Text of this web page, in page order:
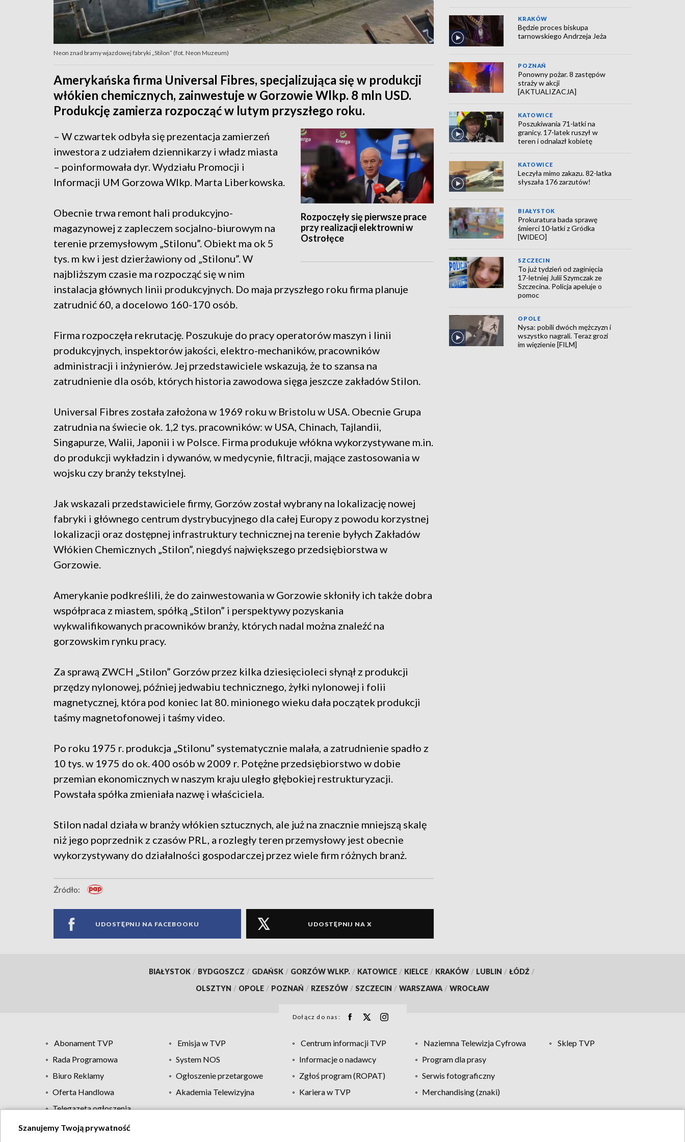
Neon znad bramy wjazdowej fabryki „Stilon” (fot. Neon Muzeum)
Amerykańska firma Universal Fibres, specjalizująca się w produkcji
włókien chemicznych, zainwestuje w Gorzowie Wlkp. 8 mln USD.
Produkcję zamierza rozpocząć w lutym przyszłego roku.
Rozpoczęły się pierwsze prace
przy realizacji elektrowni w
Ostrołęce
– W czwartek odbyła się prezentacja zamierzeń
inwestora z udziałem dziennikarzy i władz miasta
– poinformowała dyr. Wydziału Promocji i
Informacji UM Gorzowa Wlkp. Marta Liberkowska.
Obecnie trwa remont hali produkcyjno-
magazynowej z zapleczem socjalno-biurowym na
terenie przemysłowym „Stilonu”. Obiekt ma ok 5
tys. m kw i jest dzierżawiony od „Stilonu”. W
najbliższym czasie ma rozpocząć się w nim
instalacja głównych linii produkcyjnych. Do maja przyszłego roku firma planuje
zatrudnić 60, a docelowo 160-170 osób.
Firma rozpoczęła rekrutację. Poszukuje do pracy operatorów maszyn i linii
produkcyjnych, inspektorów jakości, elektro-mechaników, pracowników
administracji i inżynierów. Jej przedstawiciele wskazują, że to szansa na
zatrudnienie dla osób, których historia zawodowa sięga jeszcze zakładów Stilon.
Universal Fibres została założona w 1969 roku w Bristolu w USA. Obecnie Grupa
zatrudnia na świecie ok. 1,2 tys. pracowników: w USA, Chinach, Tajlandii,
Singapurze, Walii, Japonii i w Polsce. Firma produkuje włókna wykorzystywane m.in.
do produkcji wykładzin i dywanów, w medycynie, filtracji, mające zastosowania w
wojsku czy branży tekstylnej.
Jak wskazali przedstawiciele firmy, Gorzów został wybrany na lokalizację nowej
fabryki i głównego centrum dystrybucyjnego dla całej Europy z powodu korzystnej
lokalizacji oraz dostępnej infrastruktury technicznej na terenie byłych Zakładów
Włókien Chemicznych „Stilon”, niegdyś największego przedsiębiorstwa w
Gorzowie.
Amerykanie podkreślili, że do zainwestowania w Gorzowie skłoniły ich także dobra
współpraca z miastem, spółką „Stilon” i perspektywy pozyskania
wykwalifikowanych pracowników branży, których nadal można znaleźć na
gorzowskim rynku pracy.
Za sprawą ZWCH „Stilon” Gorzów przez kilka dziesięcioleci słynął z produkcji
przędzy nylonowej, później jedwabiu technicznego, żyłki nylonowej i folii
magnetycznej, która pod koniec lat 80. minionego wieku dała początek produkcji
taśmy magnetofonowej i taśmy video.
Po roku 1975 r. produkcja „Stilonu” systematycznie malała, a zatrudnienie spadło z
10 tys. w 1975 do ok. 400 osób w 2009 r. Potężne przedsiębiorstwo w dobie
przemian ekonomicznych w naszym kraju uległo głębokiej restrukturyzacji.
Powstała spółka zmieniała nazwę i właściciela.
Stilon nadal działa w branży włókien sztucznych, ale już na znacznie mniejszą skalę
niż jego poprzednik z czasów PRL, a rozległy teren przemysłowy jest obecnie
wykorzystywany do działalności gospodarczej przez wiele firm różnych branż.
Źródło:
UDOSTĘPNIJ NA FACEBOOKU UDOSTĘPNIJ NA X
KRAKÓW
Będzie proces biskupa
tarnowskiego Andrzeja Jeża
POZNAŃ
Ponowny pożar. 8 zastępów
straży w akcji
[AKTUALIZACJA]
KATOWICE
Poszukiwania 71-latki na
granicy. 17-latek ruszył w
teren i odnalazł kobietę
KATOWICE
Leczyła mimo zakazu. 82-latka
słyszała 176 zarzutów!
BIAŁYSTOK
Prokuratura bada sprawę
śmierci 10-latki z Gródka
[WIDEO]
SZCZECIN
To już tydzień od zaginięcia
17-letniej Julii Szymczak ze
Szczecina. Policja apeluje o
pomoc
OPOLE
Nysa: pobili dwóch mężczyzn i
wszystko nagrali. Teraz grozi
im więzienie [FILM]
BIAŁYSTOK / BYDGOSZCZ / GDAŃSK / GORZÓW WLKP. / KATOWICE / KIELCE / KRAKÓW / LUBLIN / ŁÓDŹ /
OLSZTYN / OPOLE / POZNAŃ / RZESZÓW / SZCZECIN / WARSZAWA / WROCŁAW
Dołącz do nas:
Abonament TVP Emisja w TVP Centrum informacji TVP Naziemna Telewizja Cyfrowa
Sklep TVP
Rada Programowa
System NOS Informacje o nadawcy
Program dla prasy
Biuro Reklamy
Ogłoszenie przetargowe Zgłoś program (ROPAT)
Serwis fotograficzny
Oferta Handlowa
Akademia Telewizyjna Kariera w TVP
Merchandising (znaki)
Telegazeta ogłoszenia
Szanujemy Twoją prywatność